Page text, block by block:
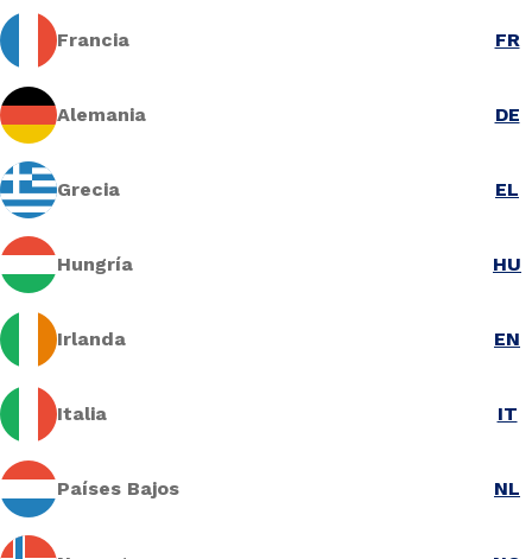
Francia FR
Alemania DE
Grecia EL
Hungría HU
Irlanda EN
Italia IT
Países Bajos NL